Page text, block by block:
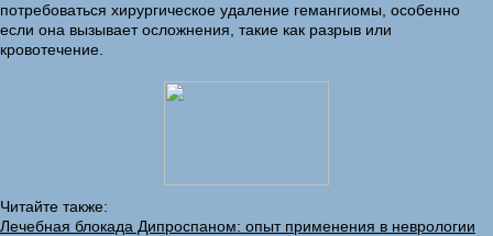
потребоваться хирургическое удаление гемангиомы, особенно
если она вызывает осложнения, такие как разрыв или
кровотечение.
Читайте также:
Лечебная блокада Дипроспаном: опыт применения в неврологии